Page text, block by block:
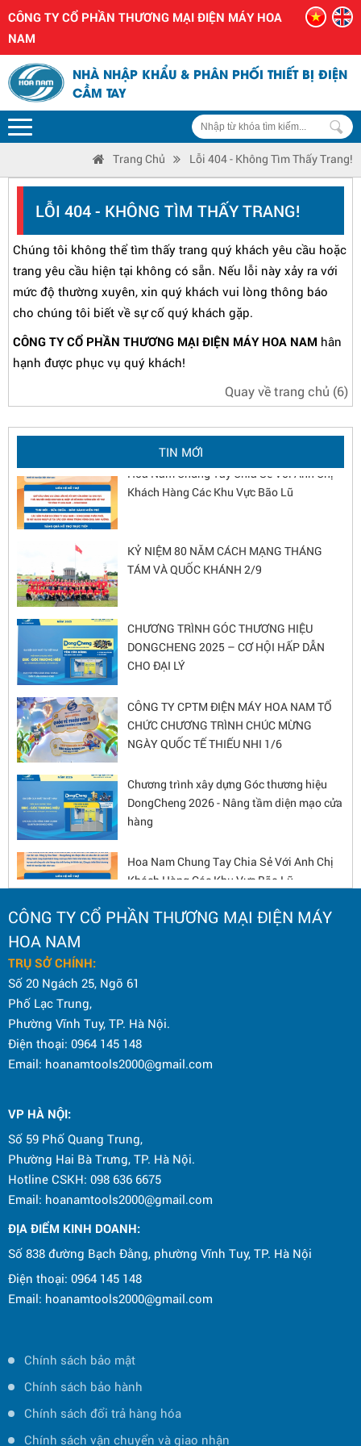
CÔNG TY CỔ PHẦN THƯƠNG MẠI ĐIỆN MÁY HOA
NAM
NHÀ NHẬP KHẨU & PHÂN PHỐI THIẾT BỊ ĐIỆN
CẦM TAY
Trang Chủ Lỗi 404 - Không Tìm Thấy Trang!
LỖI 404 - KHÔNG TÌM THẤY TRANG!
Chúng tôi không thể tìm thấy trang quý khách yêu cầu hoặc
trang yêu cầu hiện tại không có sẵn. Nếu lỗi này xảy ra với
mức độ thường xuyên, xin quý khách vui lòng thông báo
cho chúng tôi biết về sự cố quý khách gặp.
CÔNG TY CỔ PHẦN THƯƠNG MẠI ĐIỆN MÁY HOA NAM hân
hạnh được phục vụ quý khách!
Quay về trang chủ (5)
TIN MỚI
Chương trình xây dựng Góc thương hiệu
DongCheng 2026 - Nâng tầm diện mạo cửa
hàng
Hoa Nam Chung Tay Chia Sẻ Với Anh Chị
Khách Hàng Các Khu Vực Bão Lũ
KỶ NIỆM 80 NĂM CÁCH MẠNG THÁNG
TÁM VÀ QUỐC KHÁNH 2/9
CHƯƠNG TRÌNH GÓC THƯƠNG HIỆU
DONGCHENG 2025 – CƠ HỘI HẤP DẪN
CHO ĐẠI LÝ
CÔNG TY CPTM ĐIỆN MÁY HOA NAM TỔ
CHỨC CHƯƠNG TRÌNH CHÚC MỪNG
NGÀY QUỐC TẾ THIẾU NHI 1/6
Chương trình xây dựng Góc thương hiệu
DongCheng 2026 - Nâng tầm diện mạo cửa
hàng
Hoa Nam Chung Tay Chia Sẻ Với Anh Chị
Khách Hàng Các Khu Vực Bão Lũ
DONGCHENG 2025 – CƠ HỘI HẤP DẪN
CHO ĐẠI LÝ
CÔNG TY CỔ PHẦN THƯƠNG MẠI ĐIỆN MÁY
HOA NAM
TRỤ SỞ CHÍNH:
Số 20 Ngách 25, Ngõ 61
Phố Lạc Trung,
Phường Vĩnh Tuy, TP. Hà Nội.
Điện thoại: 0964 145 148
Email: hoanamtools2000@gmail.com
VP HÀ NỘI:
Số 59 Phố Quang Trung,
Phường Hai Bà Trưng, TP. Hà Nội.
Hotline CSKH: 098 636 6675
Email: hoanamtools2000@gmail.com
ĐỊA ĐIỂM KINH DOANH:
Số 838 đường Bạch Đằng, phường Vĩnh Tuy, TP. Hà Nội
Điện thoại: 0964 145 148
Email: hoanamtools2000@gmail.com
Chính sách bảo mật
Chính sách bảo hành
Chính sách đổi trả hàng hóa
Chính sách vận chuyển và giao nhận